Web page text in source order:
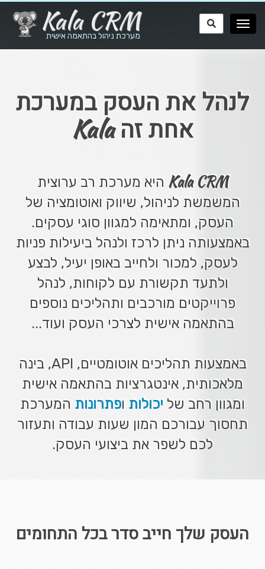
Kala CRM
מערכת ניהול בהתאמה אישית
לנהל את העסק במערכת
אחת זהKala
Kala CRM היא מערכת רב ערוצית
המשמשת לניהול, שיווק ואוטומציה של
העסק, ומתאימה למגוון סוגי עסקים.
באמצעותה ניתן לרכז ולנהל ביעילות פניות
לעסק, למכור ולחייב באופן יעיל, לבצע
ולתעד תקשורת עם לקוחות, לנהל
פרוייקטים מורכבים ותהליכים נוספים
בהתאמה אישית לצרכי העסק ועוד...
באמצעות תהליכים אוטומטיים, API, בינה
מלאכותית, אינטגרציות בהתאמה אישית
ומגוון רחב של יכולות ופתרונות המערכת
תחסוך עבורכם המון שעות עבודה ותעזור
לכם לשפר את ביצועי העסק.
העסק שלך חייב סדר בכל התחומים